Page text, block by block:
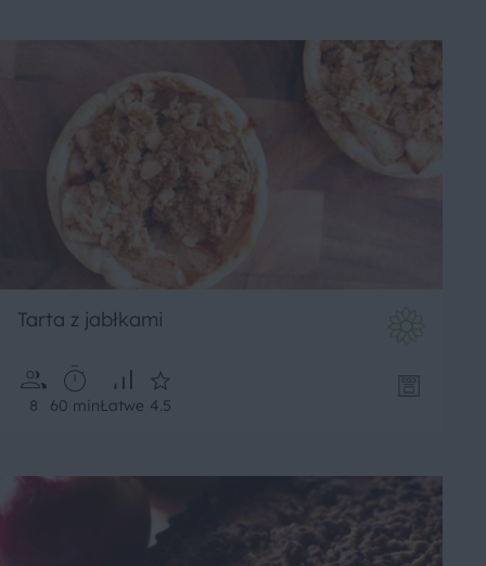
Tarta z jabłkami
8 60 minŁatwe 4.5